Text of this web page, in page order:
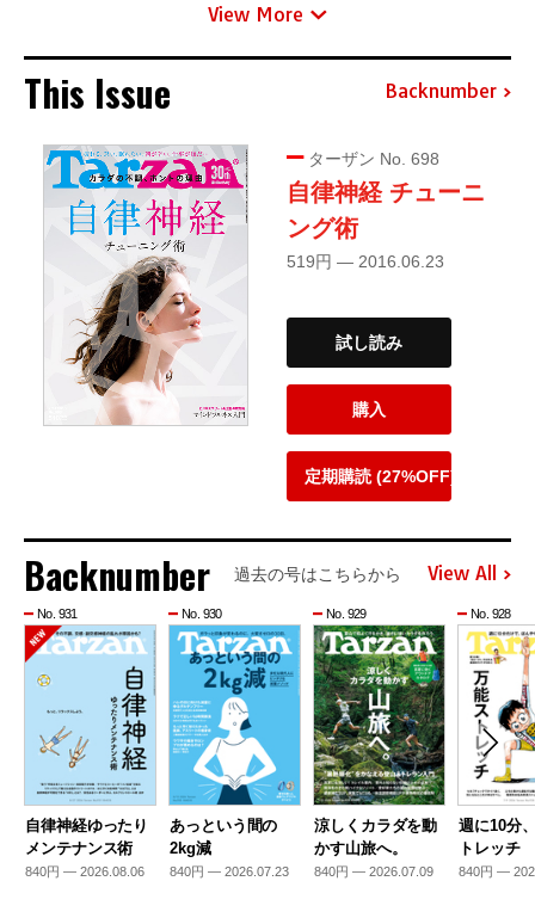
View More
This Issue Backnumber
ターザン No. 698
自律神経 チューニ
ング術
519円 — 2016.06.23
試し読み
購入
定期購読 (27%OFF)
Backnumber 過去の号はこちらから View All
No. 931
自律神経ゆったり
メンテナンス術
840円 — 2026.08.06
No. 930
あっという間の
2kg減
840円 — 2026.07.23
No. 929
涼しくカラダを動
かす山旅へ。
840円 — 2026.07.09
No. 928
週に10分
トレッチ
840円 —